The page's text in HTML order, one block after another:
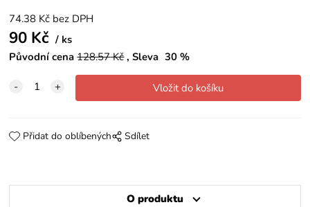
74.38 Kč bez DPH
90 Kč
ks
Původní cena 128.57Kč Sleva 30 %
Přidat do oblíbených Sdílet
O produktu